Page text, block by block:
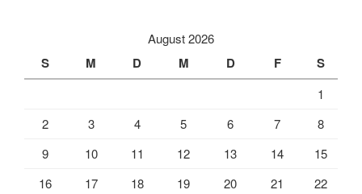
August 2026
S M D M D F S
1
2
3 4 5 6 7
8
9
10 11 12 13 14
15
16
17 18 19 20 21
22